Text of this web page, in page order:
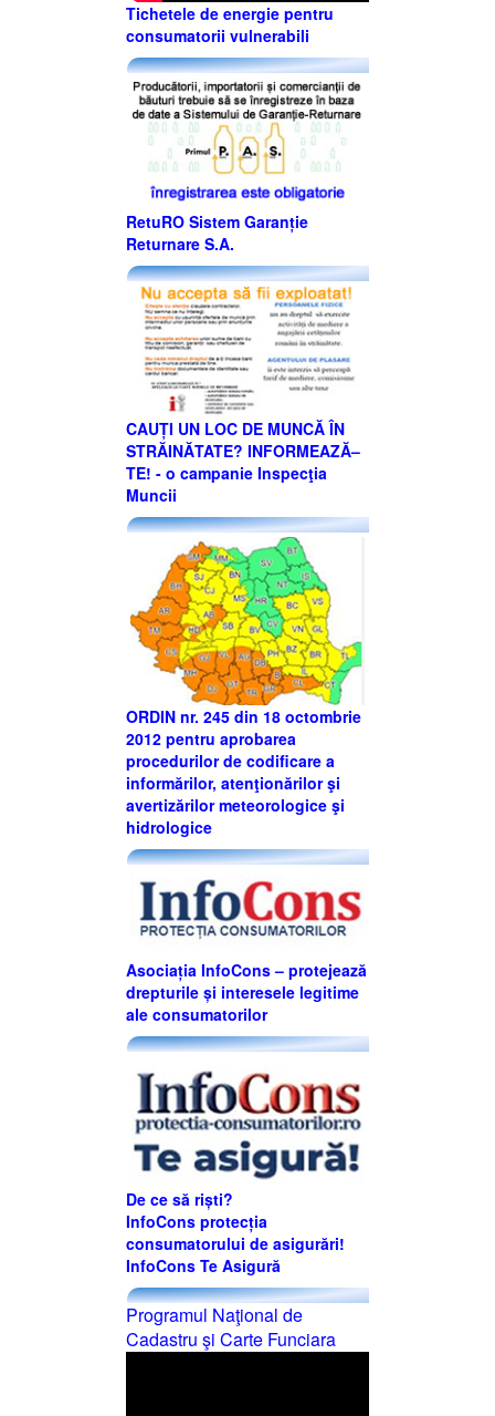
Tichetele de energie pentru
consumatorii vulnerabili
RetuRO Sistem Garanție
Returnare S.A.
CAUȚI UN LOC DE MUNCĂ ÎN
STRĂINĂTATE? INFORMEAZĂ–
TE! - o campanie Inspecţia
Muncii
ORDIN nr. 245 din 18 octombrie
2012 pentru aprobarea
procedurilor de codificare a
informărilor, atenţionărilor şi
avertizărilor meteorologice şi
hidrologice
Asociația InfoCons – protejează
drepturile și interesele legitime
ale consumatorilor
De ce să riști?
InfoCons protecția
consumatorului de asigurări!
InfoCons Te Asigură
Programul Naţional de
Cadastru şi Carte Funciara